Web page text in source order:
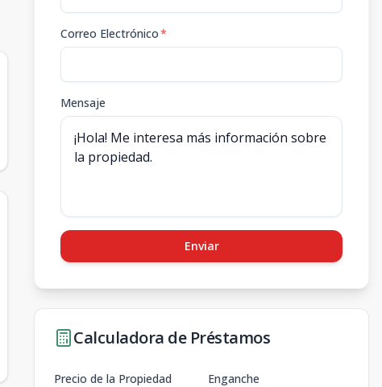
Correo Electrónico*
Mensaje
Enviar
Calculadora de Préstamos
Precio de la Propiedad Enganche